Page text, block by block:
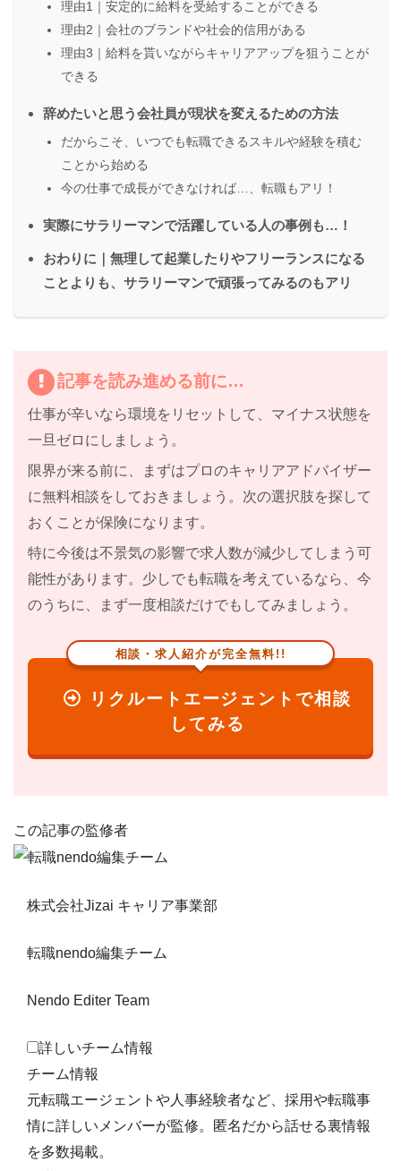
理由1｜安定的に給料を受給することができる
理由2｜会社のブランドや社会的信用がある
理由3｜給料を貰いながらキャリアアップを狙うことが
できる
辞めたいと思う会社員が現状を変えるための方法
だからこそ、いつでも転職できるスキルや経験を積む
ことから始める
今の仕事で成長ができなければ…、転職もアリ！
実際にサラリーマンで活躍している人の事例も…！
おわりに｜無理して起業したりやフリーランスになる
ことよりも、サラリーマンで頑張ってみるのもアリ
記事を読み進める前に…
仕事が辛いなら環境をリセット して、マイナス状態を
一旦ゼロにしましょう。
限界が来る前に、まずはプロのキャリアアドバイザー
に無料相談をしておきましょう。 次の選択肢を探して
おくことが保険になります。
特に今後は不景気の影響で求人数が減少してしまう 可
能性があります。少しでも転職を考えているなら、今
のうちに、まず一度相談だけでもしてみましょう。
相談・求人紹介が完全無料!!
リクルートエージェントで相談
してみる
この記事の監修者
株式会社Jizai キャリア事業部
転職nendo編集チーム
Nendo Editer Team
詳しいチーム情報
チーム情報
元転職エージェントや人事経験者など、採用や転職事
情に詳しいメンバーが監修。匿名だから話せる裏情報
を多数掲載。